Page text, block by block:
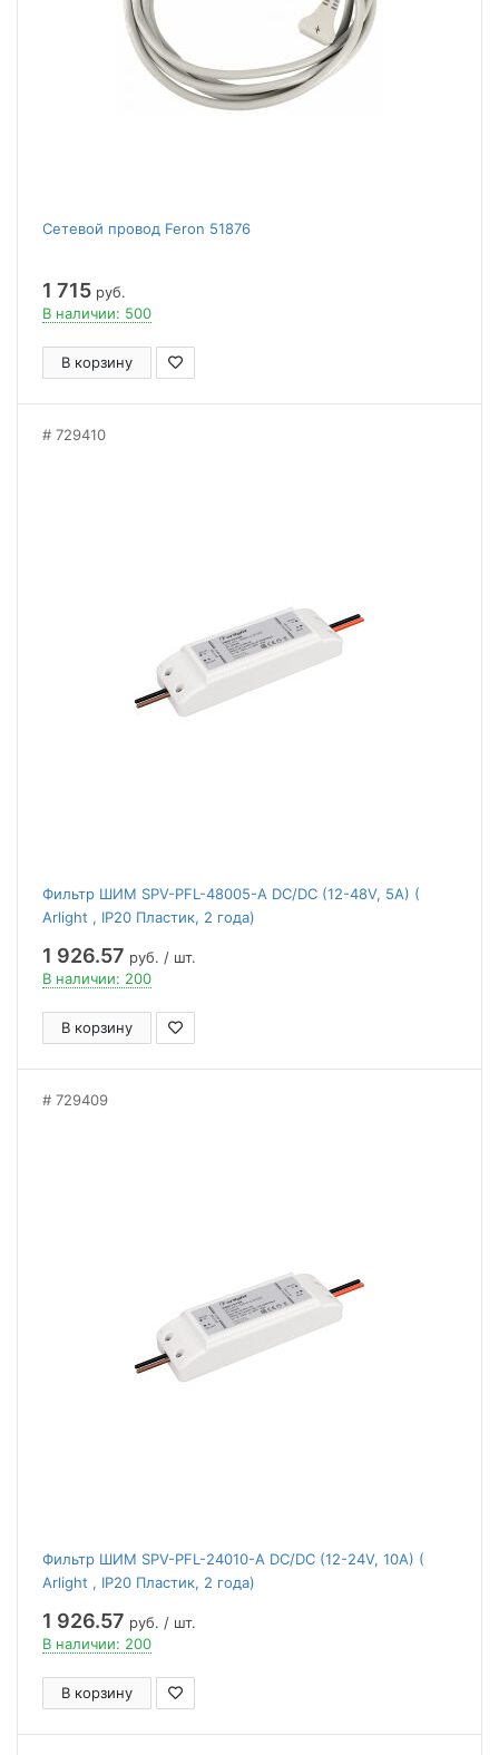
Сетевой провод Feron 51876
1 715 руб.
В наличии: 500
В корзину
729410
Фильтр ШИМ SPV-PFL-48005-A DC/DC (12-48V, 5A) (
Arlight , IP20 Пластик, 2 года)
1 926.57 руб. / шт.
В наличии: 200
В корзину
729409
Фильтр ШИМ SPV-PFL-24010-A DC/DC (12-24V, 10A) (
Arlight , IP20 Пластик, 2 года)
1 926.57 руб. / шт.
В наличии: 200
В корзину